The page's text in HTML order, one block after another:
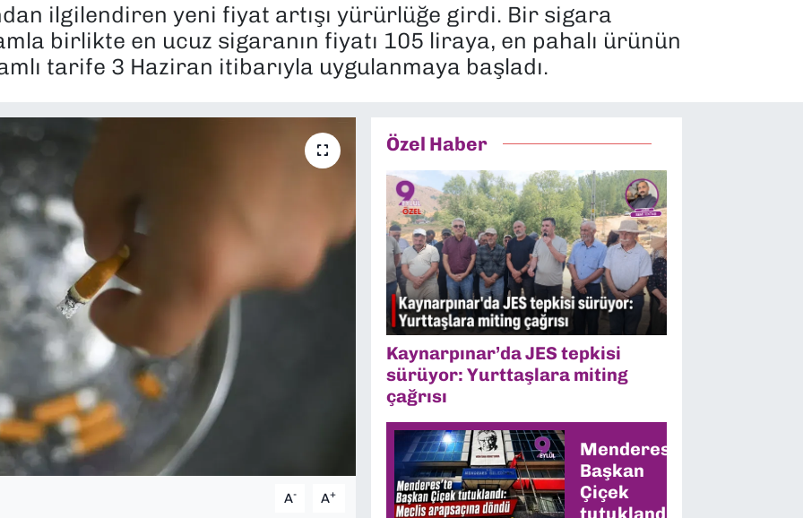
ilgilendiren yeni fiyat artışı yürürlüğe girdi. Bir sigara
birlikte en ucuz sigaranın fiyatı 105 liraya, en pahalı ürünün
tarife 3 Haziran itibarıyla uygulanmaya başladı.
A- A+
Özel Haber
Kaynarpınar’da JES tepkisi
sürüyor: Yurttaşlara miting
çağrısı
Menderes’te
Başkan
Çiçek
tutuklandı: